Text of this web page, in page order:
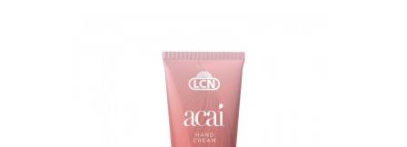
ASCORBIC ACID, ACRYLATES/C10-30 ALKYL ACRYLATE
CROSSPOLYMER, CI 19140 (YELLOW 5), CI 15985 (YELLOW
6), SODIUM CHLORIDE, SODIUM SULFATE"